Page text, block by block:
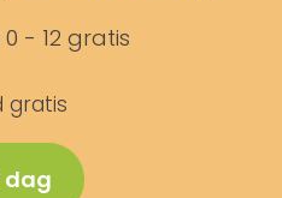
0 - 12 gratis
gratis
dag